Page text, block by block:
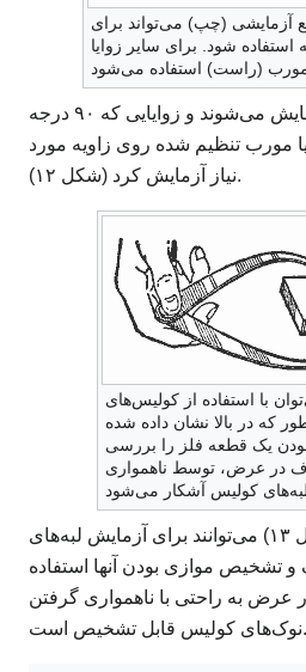
- مربع آزمایشی (چپ) می‌تواند برای
استفاده شود. برای سایر زوایا
زوایای قائمه با گونیا آزمایش می‌شوند و زوایایی که ۹۰ درجه
مورب تنظیم شده روی زاویه مورد
نیاز آزمایش کرد (شکل ۱۲).
- می‌توان با استفاده از کولیس‌های
که در بالا نشان داده شده
یک قطعه فلز را بررسی
در عرض، توسط ناهمواری
کولیس‌های بیرونی (شکل ۱۳) می‌توانند برای آزمایش لبه‌های
تشخیص موازی بودن آنها استفاده
عرض به راحتی با ناهمواری گرفتن
نوک‌های کولیس قابل تشخیص است.